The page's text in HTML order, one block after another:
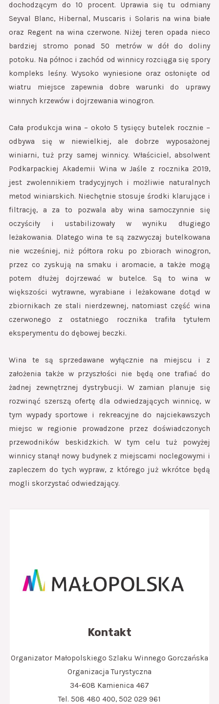
dochodzącym do 10 procent. Uprawia się tu odmiany
Seyval Blanc, Hibernal, Muscaris i Solaris na wina białe
oraz Regent na wina czerwone. Niżej teren opada nieco
bardziej stromo ponad 50 metrów w dół do doliny
potoku. Na północ i zachód od winnicy rozciąga się spory
kompleks leśny. Wysoko wyniesione oraz osłonięte od
wiatru miejsce zapewnia dobre warunki do uprawy
winnych krzewów i dojrzewania winogron.
Cała produkcja wina – około 5 tysięcy butelek rocznie –
odbywa się w niewielkiej, ale dobrze wyposażonej
winiarni, tuż przy samej winnicy. Właściciel, absolwent
Podkarpackiej Akademii Wina w Jaśle z rocznika 2019,
jest zwolennikiem tradycyjnych i możliwie naturalnych
metod winiarskich. Niechętnie stosuje środki klarujące i
filtrację, a za to pozwala aby wina samoczynnie się
oczyściły i ustabilizowały w wyniku długiego
leżakowania. Dlatego wina te są zazwyczaj butelkowana
nie wcześniej, niż półtora roku po zbiorach winogron,
przez co zyskują na smaku i aromacie, a także mogą
potem dłużej dojrzewać w butelce. Są to wina w
większości wytrawne, wyrabiane i leżakowane dotąd w
zbiornikach ze stali nierdzewnej, natomiast część wina
czerwonego z ostatniego rocznika trafiła tytułem
eksperymentu do dębowej beczki.
Wina te są sprzedawane wyłącznie na miejscu i z
założenia także w przyszłości nie będą one trafiać do
żadnej zewnętrznej dystrybucji. W zamian planuje się
rozwinąć szerszą ofertę dla odwiedzających winnicę, w
tym wypady sportowe i rekreacyjne do najciekawszych
miejsc w regionie prowadzone przez doświadczonych
przewodników beskidzkich. W tym celu tuż powyżej
winnicy stanął nowy budynek z miejscami noclegowymi i
zapleczem do tych wypraw, z którego już wkrótce będą
mogli skorzystać odwiedzający.
Kontakt
Organizator Małopolskiego Szlaku Winnego Gorczańska
Organizacja Turystyczna
34-608 Kamienica 467
Tel. 508 480 400, 502 029 961